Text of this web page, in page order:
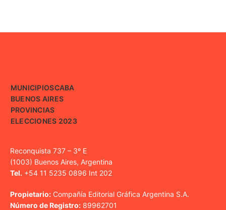
MUNICIPIOSCABA
BUENOS AIRES
PROVINCIAS
ELECCIONES 2023
Reconquista 737 – 3º E
(1003) Buenos Aires, Argentina
Tel. +54 11 5235 0896 Int 202
Propietario: Compañía Editorial Gráfica Argentina S.A.
Número de Registro: 89962701